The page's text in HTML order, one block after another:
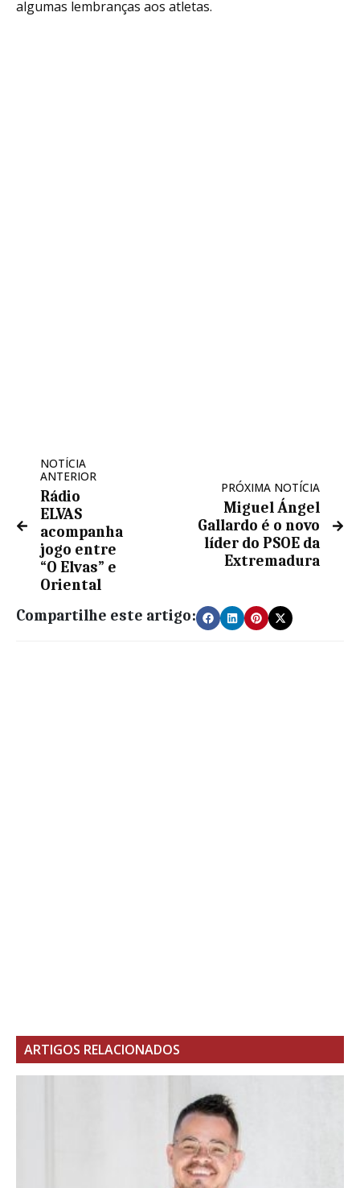
algumas lembranças aos atletas.
NOTÍCIA
ANTERIOR
Rádio
ELVAS
acompanha
jogo entre
“O Elvas” e
Oriental
PRÓXIMA NOTÍCIA
Miguel Ángel
Gallardo é o novo
líder do PSOE da
Extremadura
Compartilhe este artigo:
ARTIGOS RELACIONADOS